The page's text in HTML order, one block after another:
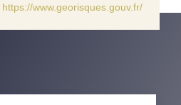
https://www.georisques.gouv.fr/